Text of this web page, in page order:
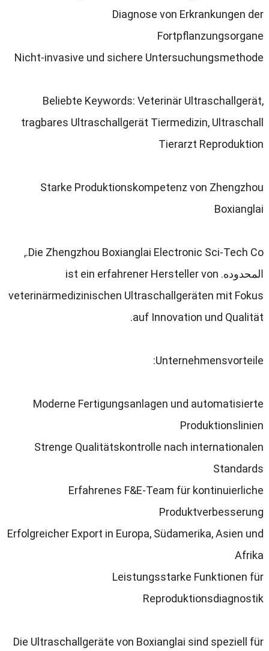
Diagnose von Erkrankungen der
Fortpflanzungsorgane
Nicht-invasive und sichere Untersuchungsmethode
Beliebte Keywords:Veterinär Ultraschallgerät,
tragbares Ultraschallgerät Tiermedizin, Ultraschall
Tierarzt Reproduktion
Starke Produktionskompetenz von Zhengzhou
Boxianglai
Die Zhengzhou Boxianglai Electronic Sci-Tech Co.
,
المحدوده. ist ein erfahrener Hersteller von
veterinärmedizinischen Ultraschallgeräten mit Fokus
auf Innovation und Qualität
.
Unternehmensvorteile
:
Moderne Fertigungsanlagen und automatisierte
Produktionslinien
Strenge Qualitätskontrolle nach internationalen
Standards
Erfahrenes F&E-Team für kontinuierliche
Produktverbesserung
Erfolgreicher Export in Europa, Südamerika,Asien und
Afrika
Leistungsstarke Funktionen für
Reproduktionsdiagnostik
Die Ultraschallgeräte von Boxianglai sind speziell für